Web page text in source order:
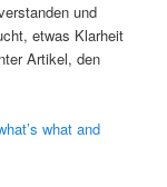
und
etwas Klarheit
Artikel, den
what and